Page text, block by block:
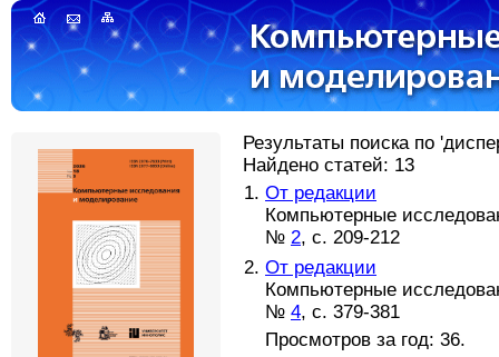
Результаты поиска по
Найдено статей: 13
От редакции
Компьютерные
№ 2, с. 209-212
От редакции
Компьютерные
№ 4, с. 379-381
Просмотров за год: 36.